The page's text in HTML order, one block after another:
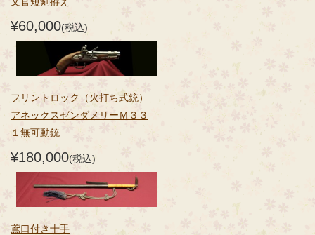
¥60,000(税込)
フリントロック（火打ち式銃）
アネックスゼンダメリーＭ３３
１無可動銃
¥180,000(税込)
鳶口付き十手